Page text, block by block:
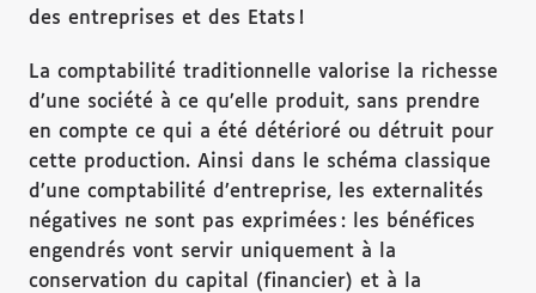
des entreprises et des Etats !
La comptabilité traditionnelle valorise la richesse
d’une société à ce qu’elle produit, sans prendre
en compte ce qui a été détérioré ou détruit pour
cette production. Ainsi dans le schéma classique
d’une comptabilité d’entreprise, les externalités
négatives ne sont pas exprimées : les bénéfices
engendrés vont servir uniquement à la
conservation du capital (financier) et à la